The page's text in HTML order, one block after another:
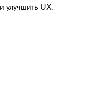
улучшить UX.